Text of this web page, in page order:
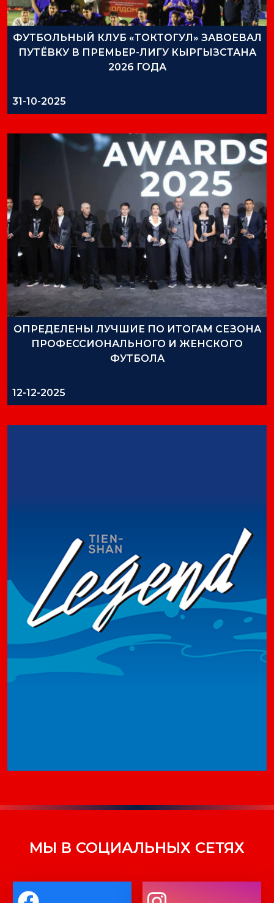
ФУТБОЛЬНЫЙ КЛУБ «ТОКТОГУЛ» ЗАВОЕВАЛ
ПУТЁВКУ В ПРЕМЬЕР-ЛИГУ КЫРГЫЗСТАНА
2026 ГОДА
31-10-2025
ОПРЕДЕЛЕНЫ ЛУЧШИЕ ПО ИТОГАМ СЕЗОНА
ПРОФЕССИОНАЛЬНОГО И ЖЕНСКОГО
ФУТБОЛА
12-12-2025
МЫ В СОЦИАЛЬНЫХ СЕТЯХ